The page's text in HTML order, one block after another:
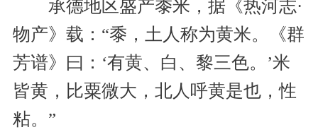
承德地区盛产黍米，据《热河志·
物产》载：“黍，土人称为黄米。《群
芳谱》曰：‘有黄、白、黎三色。’米
皆黄，比粟微大，北人呼黄是也，性
粘。”